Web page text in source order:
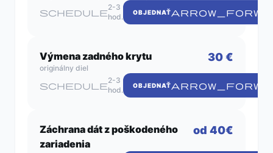
schedule
2-3
hod.
OBJEDNAŤ
Výmena zadného krytu
originálny diel
30 €
schedule
2-3
hod.
OBJEDNAŤ
Záchrana dát z poškodeného
zariadenia
od 40€